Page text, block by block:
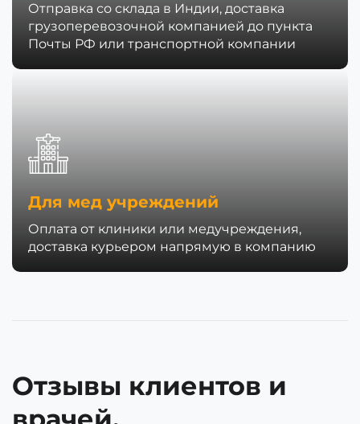
Отправка со склада в Индии, доставка
грузоперевозочной компанией до пункта
Почты РФ или транспортной компании
Для мед учреждений
Оплата от клиники или медучреждения,
доставка курьером напрямую в компанию
Отзывы клиентов и